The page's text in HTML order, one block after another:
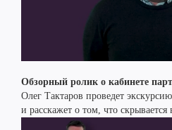
Обзорный ролик о кабинете
Олег Тактаров проведет
и расскажет о том, что скрывается